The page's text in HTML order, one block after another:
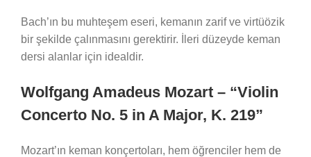
Bach’ın bu muhteşem eseri, kemanın zarif ve virtüözik
bir şekilde çalınmasını gerektirir. İleri düzeyde keman
dersi alanlar için idealdir.
Wolfgang Amadeus Mozart – “Violin
Concerto No. 5 in A Major, K. 219”
Mozart’ın keman konçertoları, hem öğrenciler hem de